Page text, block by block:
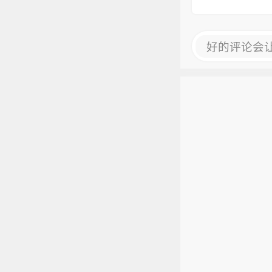
好的评论会